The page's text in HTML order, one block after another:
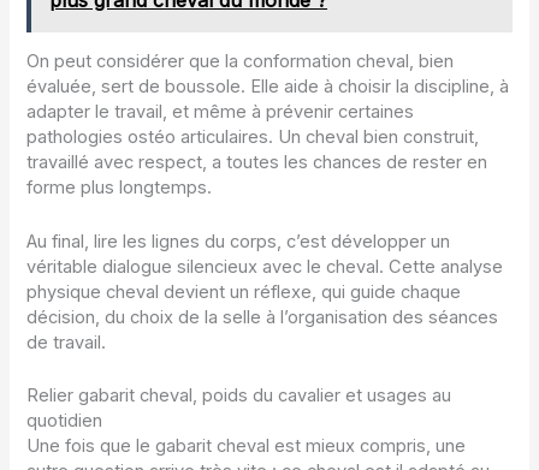
On peut considérer que la conformation cheval, bien
évaluée, sert de boussole. Elle aide à choisir la discipline, à
adapter le travail, et même à prévenir certaines
pathologies ostéo articulaires. Un cheval bien construit,
travaillé avec respect, a toutes les chances de rester en
forme plus longtemps.
Au final, lire les lignes du corps, c’est développer un
véritable dialogue silencieux avec le cheval. Cette analyse
physique cheval devient un réflexe, qui guide chaque
décision, du choix de la selle à l’organisation des séances
de travail.
Relier gabarit cheval, poids du cavalier et usages au
quotidien
Une fois que le gabarit cheval est mieux compris, une